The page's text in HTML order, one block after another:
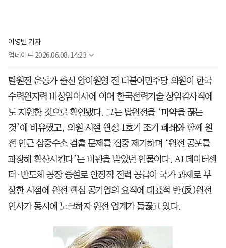
이영빈 기자
업데이트 2026.06.08. 14:23
탈원전 운동가 출신 양이원영 전 더불어민주당 의원이 한국
수력원자력 비상임이사에 이어 한국전력기술 상임감사직에
도 지원한 것으로 확인됐다. 그는 탈원전을 ‘마약을 끊는
것’에 비유했고, 의원 시절 월성 1호기 조기 폐쇄와 함께 원
전 인근 삼중수소 검출 문제를 집중 제기하며 ‘원전 공포를
과장해 확산시킨다’는 비판을 받았던 인물이다. AI 데이터센
터·반도체 공장 증설로 안정적 전력 공급이 국가 과제로 부
상한 시점에 원전 핵심 공기업의 요직에 대표적 반(反)원전
인사가 동시에 노크하자 원전 업계가 들끓고 있다.